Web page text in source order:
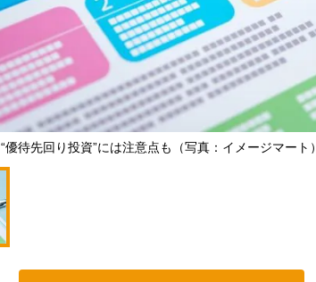
“優待先回り投資”には注意点も（写真：イメージマート）